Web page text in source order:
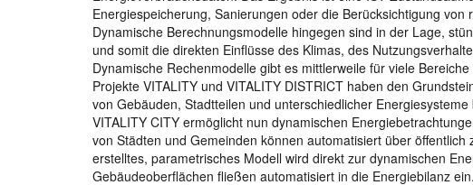
Energiespeicherung, Sanierungen oder die Berücksichtigung
Dynamische Berechnungsmodelle hingegen sind in der Lage,
und somit die direkten Einflüsse des Klimas, des
Dynamische Rechenmodelle gibt es mittlerweile für viele
Projekte VITALITY und VITALITY DISTRICT haben den
von Gebäuden, Stadtteilen und unterschiedlicher Energiesysteme
VITALITY CITY ermöglicht nun dynamischen
von Städten und Gemeinden können automatisiert über
erstelltes, parametrisches Modell wird direkt zur dynamischen
Gebäudeoberflächen fließen automatisiert in die Energiebilanz